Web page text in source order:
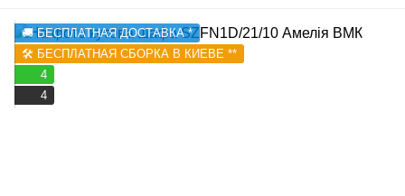
🚚 БЕСПЛАТНАЯ ДОСТАВКА *
🛠️ БЕСПЛАТНАЯ СБОРКА В КИЕВЕ **
4
4